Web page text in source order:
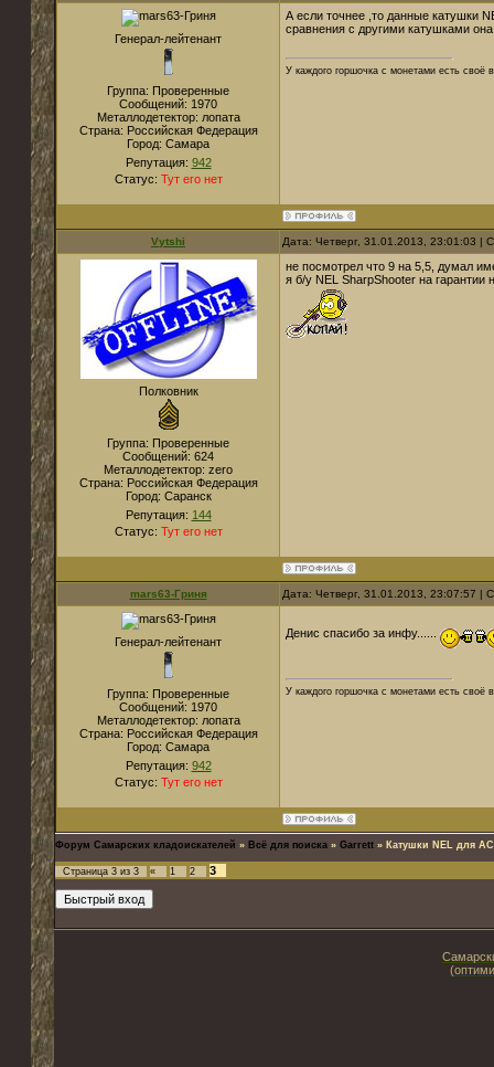
Генерал-лейтенант
Группа: Проверенные
Сообщений: 1970
Металлодетектор: лопата
Страна: Российская Федерация
Город: Самара
Репутация: 942
Статус: Тут его нет
А если точнее ,то данные катушки
сравнения с другими катушками
У каждого горшочка с монетами есть своё
Vytshi Дата: Четверг, 31.01.2013, 23:01:03 |
Полковник
Группа: Проверенные
Сообщений: 624
Металлодетектор: zero
Страна: Российская Федерация
Город: Саранск
Репутация: 144
Статус: Тут его нет
не посмотрел что 9 на 5,5, думал
я б/у NEL SharpShooter на
mars63-Гриня Дата: Четверг, 31.01.2013, 23:07:57 |
Генерал-лейтенант
Группа: Проверенные
Сообщений: 1970
Металлодетектор: лопата
Страна: Российская Федерация
Город: Самара
Репутация: 942
Статус: Тут его нет
Денис спасибо за инфу......
У каждого горшочка с монетами есть своё
Форум Самарских кладоискателей » Всё для поиска » Garrett » Катушки NEL для
Страница 3 из 3 « 1 2 3